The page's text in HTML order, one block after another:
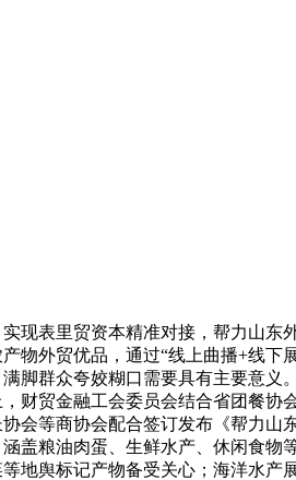
现表里贸资本精准对接，帮力山东
物外贸优品，通过“线上曲播+线下
脚群众夸姣糊口需要具有主要意
财贸金融工会委员会结合省团餐
会等商协会配合签订发布《帮力山
盖粮油肉蛋、生鲜水产、休闲食物
地舆标记产物备受关心；海洋水